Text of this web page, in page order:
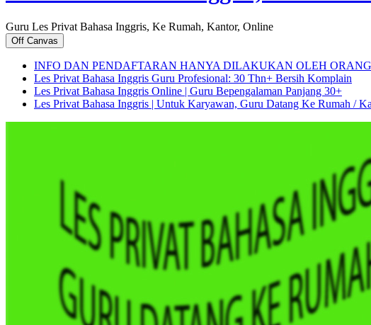
Guru Les Privat Bahasa Inggris, Ke Rumah, Kantor, Online
Off Canvas
INFO DAN PENDAFTARAN HANYA DILAKUKAN OLEH
Les Privat Bahasa Inggris Guru Profesional: 30 Thn+ Bersih Komplain
Les Privat Bahasa Inggris Online | Guru Bepengalaman Panjang 30+
Les Privat Bahasa Inggris | Untuk Karyawan, Guru Datang Ke Rumah /